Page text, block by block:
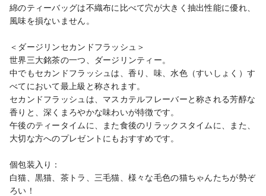
綿のティーバッグは不織布に比べて穴が大きく抽出性能に優れ、
風味を損ないません。
＜ダージリンセカンドフラッシュ＞
世界三大銘茶の一つ、ダージリンティー。
中でもセカンドフラッシュは、香り、味、水色（すいしょく）す
べてにおいて最上級と称されます。
セカンドフラッシュは、マスカテルフレーバーと称される芳醇な
香りと、深くまろやかな味わいが特徴です。
午後のティータイムに、また食後のリラックスタイムに、また、
大切な方へのプレゼントにもおすすめです。
個包装入り：
白猫、黒猫、茶トラ、三毛猫、様々な毛色の猫ちゃんたちが勢ぞ
ろい！